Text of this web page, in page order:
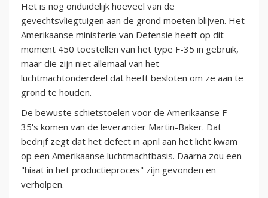
Het is nog onduidelijk hoeveel van de
gevechtsvliegtuigen aan de grond moeten blijven. Het
Amerikaanse ministerie van Defensie heeft op dit
moment 450 toestellen van het type F-35 in gebruik,
maar die zijn niet allemaal van het
luchtmachtonderdeel dat heeft besloten om ze aan te
grond te houden.
De bewuste schietstoelen voor de Amerikaanse F-
35's komen van de leverancier Martin-Baker. Dat
bedrijf zegt dat het defect in april aan het licht kwam
op een Amerikaanse luchtmachtbasis. Daarna zou een
"hiaat in het productieproces" zijn gevonden en
verholpen.